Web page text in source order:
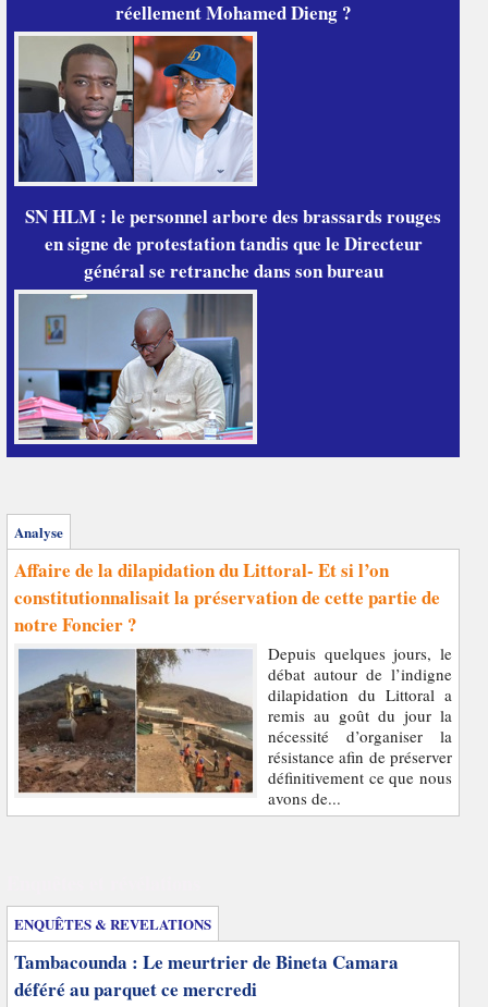
réellement Mohamed Dieng ?
SN HLM : le personnel arbore des brassards rouges
en signe de protestation tandis que le Directeur
général se retranche dans son bureau
Analyse
Affaire de la dilapidation du Littoral- Et si l’on
constitutionnalisait la préservation de cette partie de
notre Foncier ?
Depuis quelques jours, le
débat autour de l’indigne
dilapidation du Littoral a
remis au goût du jour la
nécessité d’organiser la
résistance afin de préserver
définitivement ce que nous
avons de...
ENQUÊTES & REVELATIONS
Tambacounda : Le meurtrier de Bineta Camara
déféré au parquet ce mercredi